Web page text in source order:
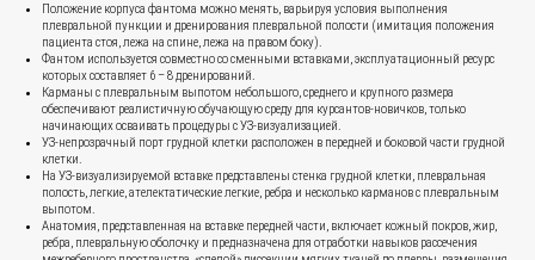
Положение корпуса фантома можно менять, варьируя условия выполнения
плевральной пункции и дренирования плевральной полости (имитация положения
пациента стоя, лежа на спине, лежа на правом боку).
Фантом используется совместно со сменными вставками, эксплуатационный ресурс
которых составляет 6 – 8 дренирований.
Карманы с плевральным выпотом небольшого, среднего и крупного размера
обеспечивают реалистичную обучающую среду для курсантов-новичков, только
начинающих осваивать процедуры с УЗ-визуализацией.
УЗ-непрозрачный порт грудной клетки расположен в передней и боковой части грудной
клетки.
На УЗ-визуализируемой вставке представлены стенка грудной клетки, плевральная
полость, легкие, ателектатические легкие, ребра и несколько карманов с плевральным
выпотом.
Анатомия, представленная на вставке передней части, включает кожный покров, жир,
ребра, плевральную оболочку и предназначена для отработки навыков рассечения